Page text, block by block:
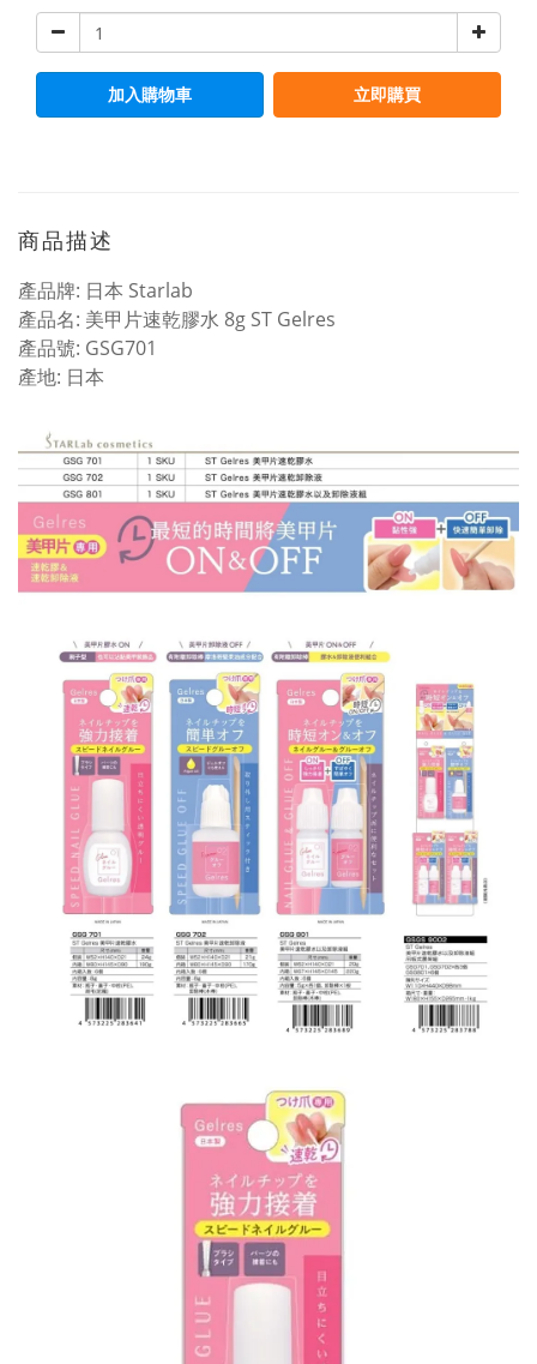
加入購物車 立即購買
商品描述
產品牌: 日本 Starlab
產品名: 美甲片速乾膠水 8g ST Gelres
產​品號: GSG701
產地: 日本